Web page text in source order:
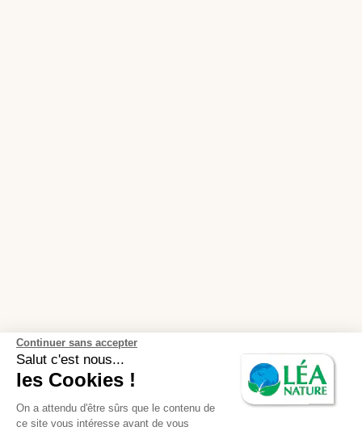
Continuer sans accepter
Salut c'est nous...
les Cookies !
On a attendu d'être sûrs que le contenu de
ce site vous intéresse avant de vous